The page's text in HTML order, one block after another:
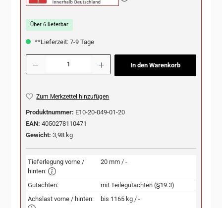
Über 6 lieferbar
**Lieferzeit: 7-9 Tage
Produkt Anzahl: Gib den gewünschten Wert ein oder benutze die Schaltflächen
In den Warenkorb
Zum Merkzettel hinzufügen
Produktnummer: E10-20-049-01-20
EAN: 4050278110471
Gewicht: 3,98 kg
Tieferlegung vorne /
hinten:
20 mm / -
Gutachten:
mit Teilegutachten (§19.3)
Achslast vorne / hinten:
bis 1165 kg / -